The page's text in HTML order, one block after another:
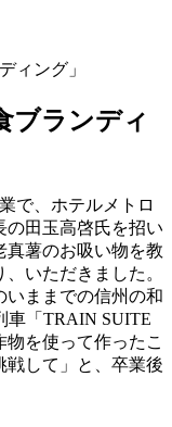
ィング」
ブランディ
で、ホテルメトロ
の田玉高啓氏を招い
真薯のお吸い物を教
いただきました。
いままでの信州の和
車「TRAIN SUITE
を使って作ったこ
戦して」と、卒業後